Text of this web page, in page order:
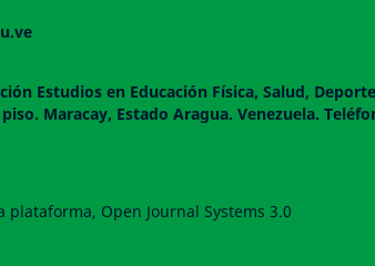
Estudios en Educación Física, Salud,
2do piso. Maracay, Estado Aragua.
Open Journal Systems 3.0